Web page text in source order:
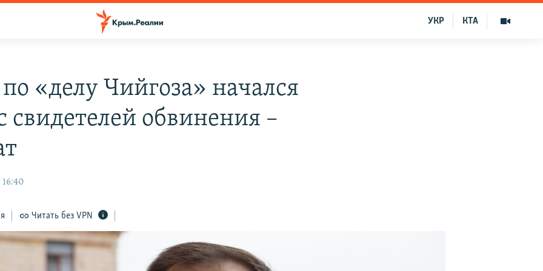
КТА
УКР
по «делу Чийгоза» начался
свидетелей обвинения –
16:40
Читать без VPN